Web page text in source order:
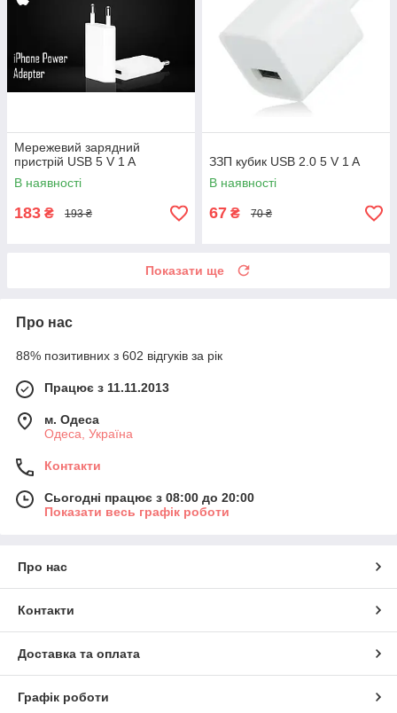
Мережевий зарядний
пристрій USB 5 V 1 A
В наявності
183 ₴ 193 ₴
ЗЗП кубик USB 2.0 5 V 1 A
В наявності
67 ₴ 70 ₴
Показати ще
Про нас
88% позитивних з 602 відгуків за рік
Працює з 11.11.2013
м. Одеса
Одеса, Україна
Контакти
Сьогодні працює з 08:00 до 20:00
Показати весь графік роботи
Про нас
Контакти
Доставка та оплата
Графік роботи